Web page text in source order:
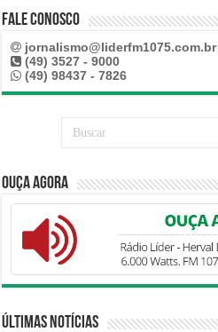
Fale Conosco
jornalismo@liderfm1075.com.br
(49) 3527 - 9000
(49) 98437 - 7826
Ouça Agora
Últimas Notícias